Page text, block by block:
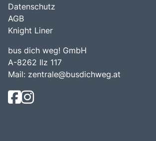
Datenschutz
AGB
Knight Liner
bus dich weg! GmbH
A-8262 Ilz 117
Mail: zentrale@busdichweg.at